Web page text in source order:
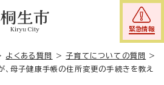
緊急情報
よくある質問 >子育てについての質問
>
、母子健康手帳の住所変更の手続きを教え